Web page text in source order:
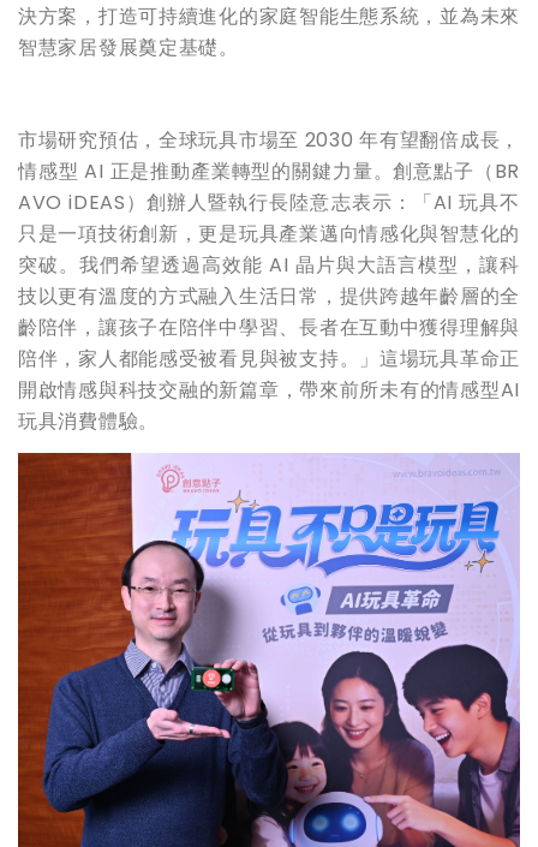
決方案，打造可持續進化的家庭智能生態系統，並為未來
智慧家居發展奠定基礎。
市場研究預估，全球玩具市場至 2030 年有望翻倍成長，
情感型 AI 正是推動產業轉型的關鍵力量。創意點子（BR
AVO iDEAS）創辦人暨執行長陸意志表示：「AI 玩具不
只是一項技術創新，更是玩具產業邁向情感化與智慧化的
突破。我們希望透過高效能 AI 晶片與大語言模型，讓科
技以更有溫度的方式融入生活日常，提供跨越年齡層的全
齡陪伴，讓孩子在陪伴中學習、長者在互動中獲得理解與
陪伴，家人都能感受被看見與被支持。」這場玩具革命正
開啟情感與科技交融的新篇章，帶來前所未有的情感型AI
玩具消費體驗。